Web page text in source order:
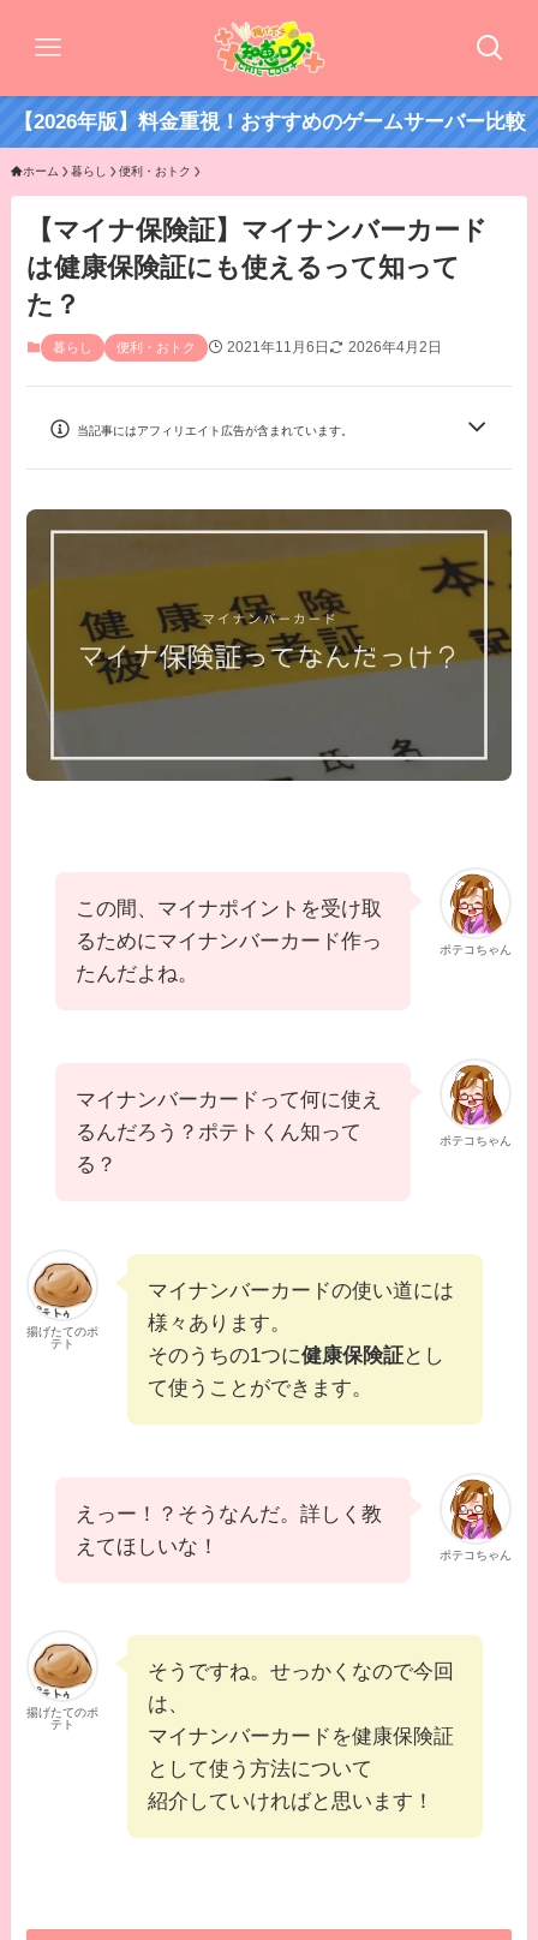
【2026年版】料金重視！おすすめのゲームサーバー比較
ホーム 暮らし 便利・おトク
【マイナ保険証】マイナンバーカード
は健康保険証にも使えるって知って
た？
暮らし 便利・おトク 2021年11月6日 2026年4月2日
当記事にはアフィリエイト広告が含まれています。
ポテコちゃん
この間、マイナポイントを受け取
るためにマイナンバーカード作っ
たんだよね。
ポテコちゃん
マイナンバーカードって何に使え
るんだろう？ポテトくん知って
る？
揚げたてのポ
テト
マイナンバーカードの使い道には
様々あります。
そのうちの1つに健康保険証とし
て使うことができます。
ポテコちゃん
えっー！？そうなんだ。詳しく教
えてほしいな！
揚げたてのポ
テト
そうですね。せっかくなので今回
は、
マイナンバーカードを健康保険証
として使う方法について
紹介していければと思います！